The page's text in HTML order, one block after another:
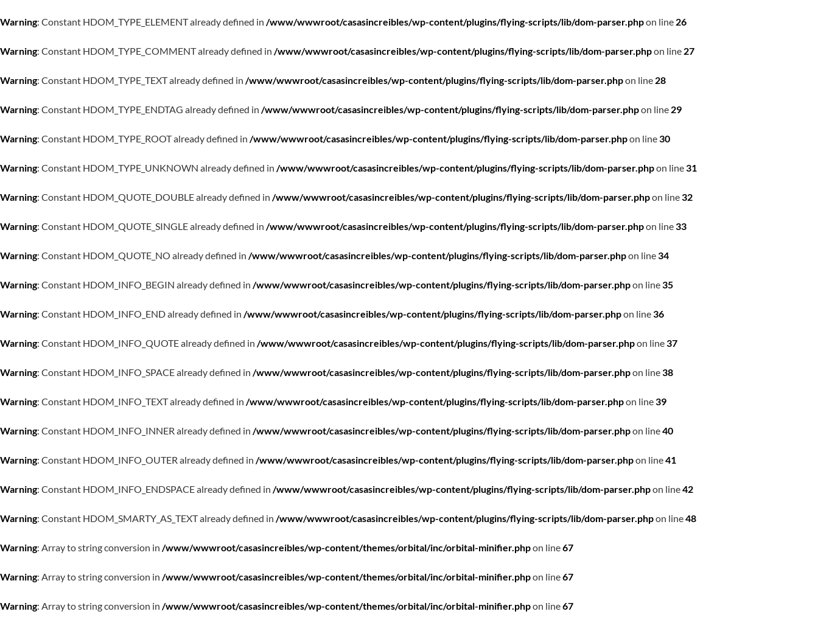
Warning: Constant HDOM_TYPE_ELEMENT already defined in /www/wwwroot/casasincreibles/wp-content/plugins/flying-scripts/lib/dom-parser.phpon line 26
Warning: Constant HDOM_TYPE_COMMENT already defined in /www/wwwroot/casasincreibles/wp-content/plugins/flying-scripts/lib/dom-parser.phpon line 27
Warning: Constant HDOM_TYPE_TEXT already defined in /www/wwwroot/casasincreibles/wp-content/plugins/flying-scripts/lib/dom-parser.phpon line 28
Warning: Constant HDOM_TYPE_ENDTAG already defined in /www/wwwroot/casasincreibles/wp-content/plugins/flying-scripts/lib/dom-parser.phpon line 29
Warning: Constant HDOM_TYPE_ROOT already defined in /www/wwwroot/casasincreibles/wp-content/plugins/flying-scripts/lib/dom-parser.phpon line30
Warning: Constant HDOM_TYPE_UNKNOWN already defined in /www/wwwroot/casasincreibles/wp-content/plugins/flying-scripts/lib/dom-parser.phpon line31
Warning: Constant HDOM_QUOTE_DOUBLE already defined in /www/wwwroot/casasincreibles/wp-content/plugins/flying-scripts/lib/dom-parser.phpon line32
Warning: Constant HDOM_QUOTE_SINGLE already defined in /www/wwwroot/casasincreibles/wp-content/plugins/flying-scripts/lib/dom-parser.phpon line33
Warning: Constant HDOM_QUOTE_NO already defined in /www/wwwroot/casasincreibles/wp-content/plugins/flying-scripts/lib/dom-parser.phpon line34
Warning: Constant HDOM_INFO_BEGIN already defined in /www/wwwroot/casasincreibles/wp-content/plugins/flying-scripts/lib/dom-parser.phpon line35
Warning: Constant HDOM_INFO_END already defined in /www/wwwroot/casasincreibles/wp-content/plugins/flying-scripts/lib/dom-parser.phpon line36
Warning: Constant HDOM_INFO_QUOTE already defined in /www/wwwroot/casasincreibles/wp-content/plugins/flying-scripts/lib/dom-parser.phpon line37
Warning: Constant HDOM_INFO_SPACE already defined in /www/wwwroot/casasincreibles/wp-content/plugins/flying-scripts/lib/dom-parser.phpon line38
Warning: Constant HDOM_INFO_TEXT already defined in /www/wwwroot/casasincreibles/wp-content/plugins/flying-scripts/lib/dom-parser.phpon line39
Warning: Constant HDOM_INFO_INNER already defined in /www/wwwroot/casasincreibles/wp-content/plugins/flying-scripts/lib/dom-parser.phpon line40
Warning: Constant HDOM_INFO_OUTER already defined in /www/wwwroot/casasincreibles/wp-content/plugins/flying-scripts/lib/dom-parser.phpon line41
Warning: Constant HDOM_INFO_ENDSPACE already defined in /www/wwwroot/casasincreibles/wp-content/plugins/flying-scripts/lib/dom-parser.phpon line42
Warning: Constant HDOM_SMARTY_AS_TEXT already defined in /www/wwwroot/casasincreibles/wp-content/plugins/flying-scripts/lib/dom-parser.phpon line48
Warning: Array to string conversion in /www/wwwroot/casasincreibles/wp-content/themes/orbital/inc/orbital-minifier.phpon line67
Warning: Array to string conversion in /www/wwwroot/casasincreibles/wp-content/themes/orbital/inc/orbital-minifier.phpon line67
Warning: Array to string conversion in /www/wwwroot/casasincreibles/wp-content/themes/orbital/inc/orbital-minifier.phpon line67